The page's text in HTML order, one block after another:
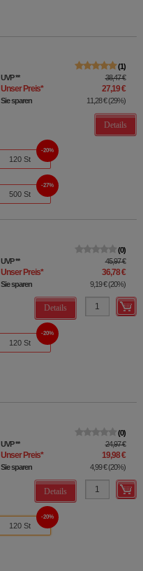
1
UVP** 38,47 €
Unser Preis* 27,19 €
Sie sparen 11,28 €(29%)
Details
120 St
20%
500 St
27%
0
UVP** 45,97 €
Unser Preis* 36,78 €
Sie sparen 9,19 €(20%)
Details
120 St
20%
0
UVP** 24,97 €
Unser Preis* 19,98 €
Sie sparen 4,99 €(20%)
Details
120 St
20%